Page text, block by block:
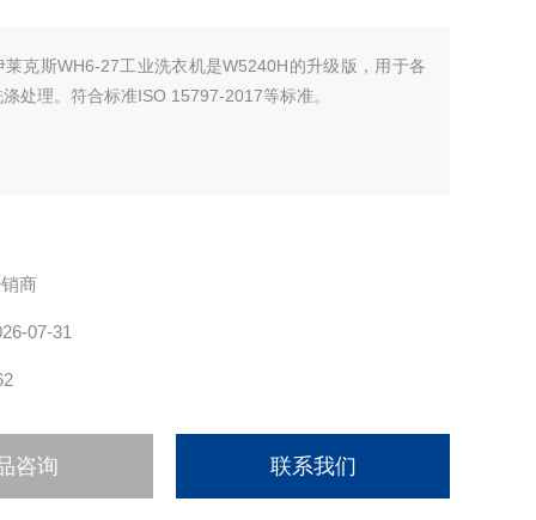
莱克斯WH6-27工业洗衣机是W5240H的升级版，用于各
处理。符合标准ISO 15797-2017等标准。
商
07-31
咨询 联系我们